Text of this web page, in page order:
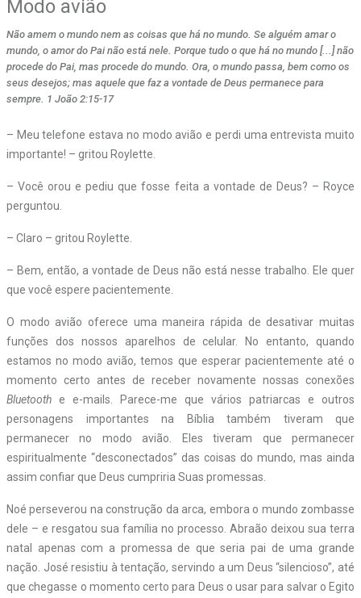
Modo avião
Não amem o mundo nem as coisas que há no mundo. Se alguém amar o
mundo, o amor do Pai não está nele. Porque tudo o que há no mundo [...] não
procede do Pai, mas procede do mundo. Ora, o mundo passa, bem como os
seus desejos; mas aquele que faz a vontade de Deus permanece para
sempre. 1 João 2:15-17
– Meu telefone estava no modo avião e perdi uma entrevista muito
importante! – gritou Roylette.
– Você orou e pediu que fosse feita a vontade de Deus? – Royce
perguntou.
– Claro – gritou Roylette.
– Bem, então, a vontade de Deus não está nesse trabalho. Ele quer
que você espere pacientemente.
O modo avião oferece uma maneira rápida de desativar muitas
funções dos nossos aparelhos de celular. No entanto, quando
estamos no modo avião, temos que esperar pacientemente até o
momento certo antes de receber novamente nossas conexões
Bluetooth e e-mails. Parece-me que vários patriarcas e outros
personagens importantes na Bíblia também tiveram que
permanecer no modo avião. Eles tiveram que permanecer
espiritualmente “desconectados” das coisas do mundo, mas ainda
assim confiar que Deus cumpriria Suas promessas.
Noé perseverou na construção da arca, embora o mundo zombasse
dele – e resgatou sua família no processo. Abraão deixou sua terra
natal apenas com a promessa de que seria pai de uma grande
nação. José resistiu à tentação, servindo a um Deus “silencioso”, até
que chegasse o momento certo para Deus o usar para salvar o Egito